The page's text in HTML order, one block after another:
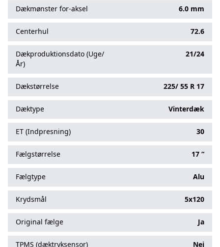
Dækmønster for-aksel 6.0 mm
Centerhul 72.6
Dækproduktionsdato (Uge/
År)
21/24
Dækstørrelse 225/ 55 R 17
Dæktype Vinterdæk
ET (Indpresning) 30
Fælgstørrelse 17 “
Fælgtype Alu
Krydsmål 5x120
Original fælge Ja
TPMS (dæktryksensor) Nej